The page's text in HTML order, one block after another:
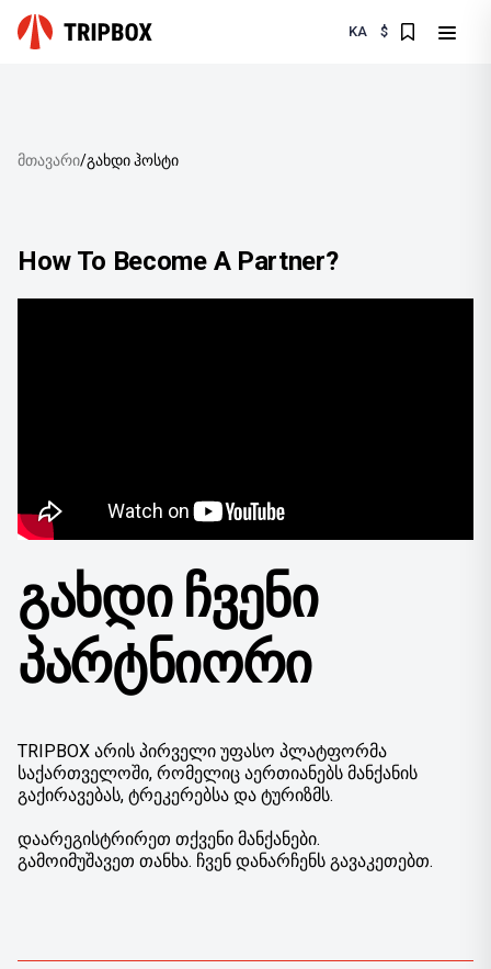
KA $
მთავარი/გახდი ჰოსტი
ᲒᲐᲮᲓᲘ ᲩᲕᲔᲜᲘ
ᲞᲐᲠᲢᲜᲘᲝᲠᲘ
TRIPBOX არის პირველი უფასო პლატფორმა
საქართველოში, რომელიც აერთიანებს მანქანის
გაქირავებას, ტრეკერებსა და ტურიზმს.
დაარეგისტრირეთ თქვენი მანქანები.
გამოიმუშავეთ თანხა. ჩვენ დანარჩენს გავაკეთებთ.
How To Become A Partner?